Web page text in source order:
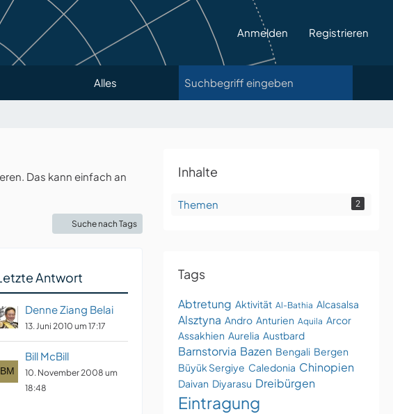
Anmelden Registrieren
Alles
Das kann einfach an
Suche nach Tags
Antwort
Denne Ziang Belai
13. Juni 2010 um 17:17
Bill McBill
10. November 2008 um
18:48
Inhalte
Themen 2
Tags
Abtretung Aktivität Al-Bathia Alcasalsa
Alsztyna Andro Anturien Aquila Arcor
Assakhien Aurelia Austbard
Barnstorvia Bazen Bengali Bergen
Büyük Sergiye Caledonia Chinopien
Daivan Diyarasu Dreibürgen
Eintragung